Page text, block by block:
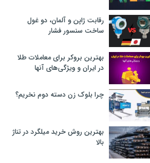
رقابت ژاپن و آلمان، دو غول
ساخت سنسور فشار
بهترین بروکر برای معاملات طلا
در ایران و ویژگی‌های آنها
چرا بلوک زن دسته دوم نخریم؟
بهترین روش خرید میلگرد در تناژ
بالا